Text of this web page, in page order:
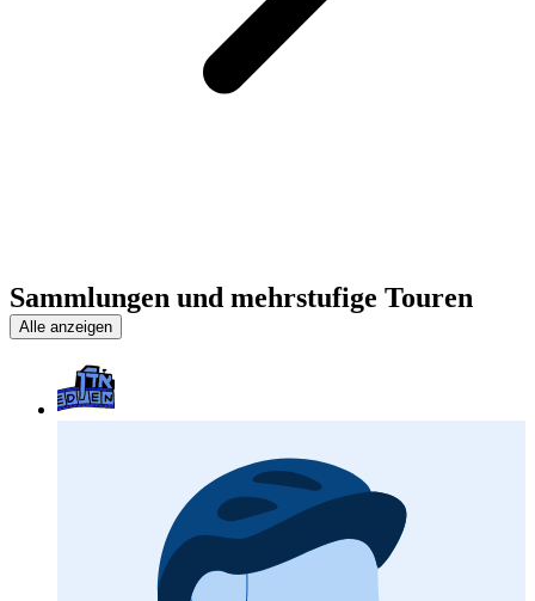
Sammlungen und mehrstufige Touren
Alle anzeigen